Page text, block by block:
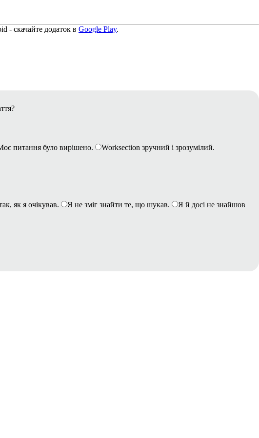
- скачайте додаток в Google Play.
питання було вирішено. Worksection зручний і зрозумілий.
як я очікував. Я не зміг знайти те, що шукав.
Я й досі не знайшов